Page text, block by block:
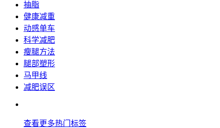
抽脂
健康减重
动感单车
科学减肥
瘦腿方法
腿部塑形
马甲线
减肥误区
查看更多热门标签